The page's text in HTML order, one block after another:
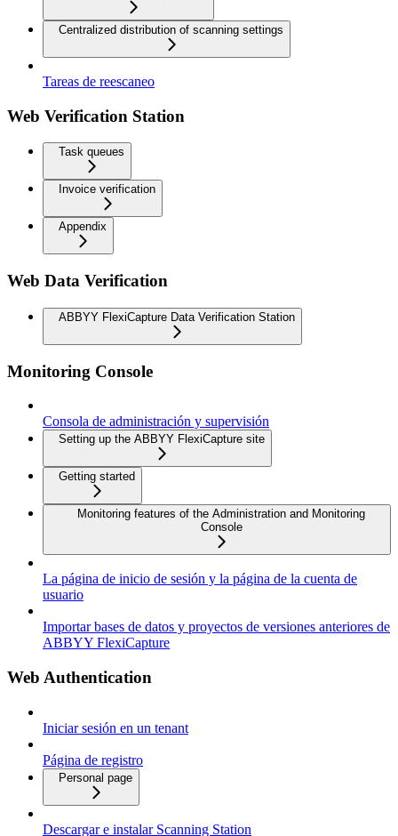
Centralized distribution of scanning settings
Tareas de reescaneo
Web Verification Station
Task queues
Invoice verification
Appendix
Web Data Verification
ABBYY FlexiCapture Data Verification Station
Monitoring Console
Consola de administración y supervisión
Setting up the ABBYY FlexiCapture site
Getting started
Monitoring features of the Administration and Monitoring
Console
La página de inicio de sesión y la página de la cuenta de
usuario
Importar bases de datos y proyectos de versiones anteriores de
ABBYY FlexiCapture
Web Authentication
Iniciar sesión en un tenant
Página de registro
Personal page
Descargar e instalar Scanning Station